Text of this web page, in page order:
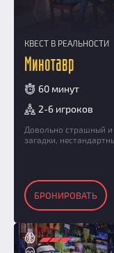
КВЕСТ В РЕАЛЬНОСТИ
Минотавр
60 минут
2-6 игроков
Довольно страшный и
загадки,
БРОНИРОВАТЬ